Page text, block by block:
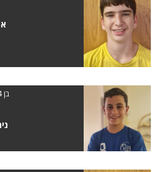
בן 14 | 1.58